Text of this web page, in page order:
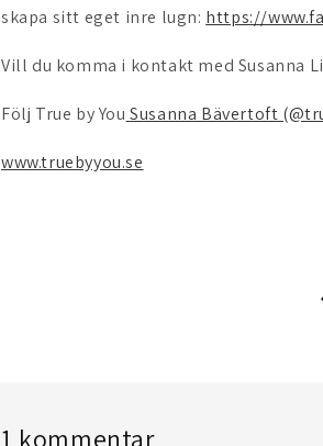
skapa sitt eget inre lugn: https://
Vill du komma i kontakt med Susanna
Följ True by You Susanna Bävertoft
www.truebyyou.se
1 kommentar